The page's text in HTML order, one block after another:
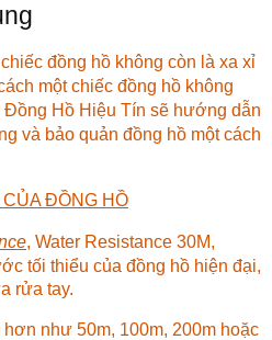
đồng hồ không còn là xa xỉ
một chiếc đồng hồ không
Đồng Hồ Hiệu Tín sẽ hướng dẫn
và bảo quản đồng hồ một cách
ĐỒNG HỒ
, Water Resistance 30M,
tối thiểu của đồng hồ hiện đại,
rửa tay.
như 50m, 100m, 200m hoặc